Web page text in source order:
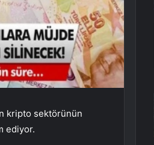
kripto sektörünün
ediyor.